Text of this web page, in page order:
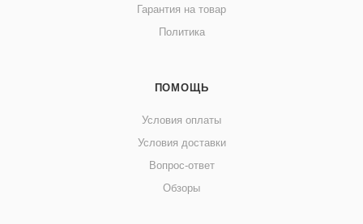
Гарантия на товар
Политика
ПОМОЩЬ
Условия оплаты
Условия доставки
Вопрос-ответ
Обзоры